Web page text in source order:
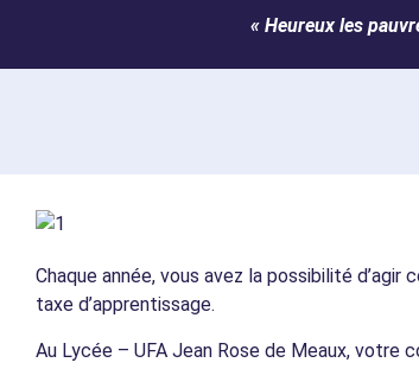
« Heureux les
Chaque année, vous avez la possibilité
taxe d’apprentissage.
Au Lycée – UFA Jean Rose de Meaux, votre